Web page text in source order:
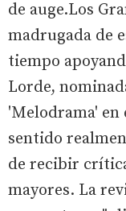
de auge.Los
madrugada de
tiempo
Lorde,
'Melodrama' en
sentido
de recibir
mayores. La